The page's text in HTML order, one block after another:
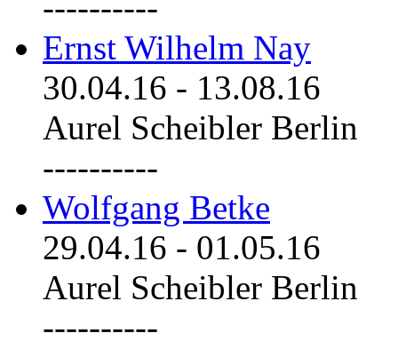
Ernst Wilhelm Nay
30.04.16 - 13.08.16
Aurel Scheibler Berlin
----------
Wolfgang Betke
29.04.16 - 01.05.16
Aurel Scheibler Berlin
----------